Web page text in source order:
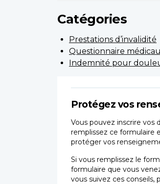
Catégories
Prestations d’invalidité
Questionnaire
Indemnité pour
Protégez vos
Vous pouvez inscrire vos
remplissez ce formulaire
protéger vos
Si vous remplissez le
formulaire que vous
vous suivez ces conseils,